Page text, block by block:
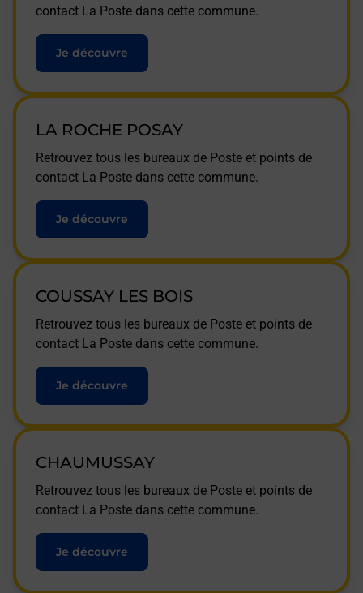
contact La Poste dans cette commune.
Je découvre
LA ROCHE POSAY
Retrouvez tous les bureaux de Poste et points de
contact La Poste dans cette commune.
Je découvre
COUSSAY LES BOIS
Retrouvez tous les bureaux de Poste et points de
contact La Poste dans cette commune.
Je découvre
CHAUMUSSAY
Retrouvez tous les bureaux de Poste et points de
contact La Poste dans cette commune.
Je découvre